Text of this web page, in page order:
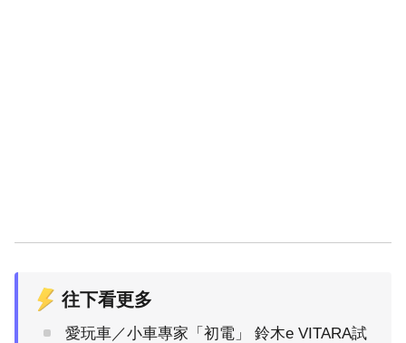
往下看更多
愛玩車／小車專家「初電」 鈴木e VITARA試